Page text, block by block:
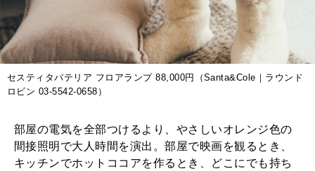
セスティタバテリア フロアランプ 88,000円（Santa&Cole｜ラウンド
ロビン 03-5542-0658）
部屋の電気を全部つけるより、やさしいオレンジ色の
間接照明で大人時間を演出。部屋で映画を観るとき、
キッチンでホットココアを作るとき、どこにでも持ち